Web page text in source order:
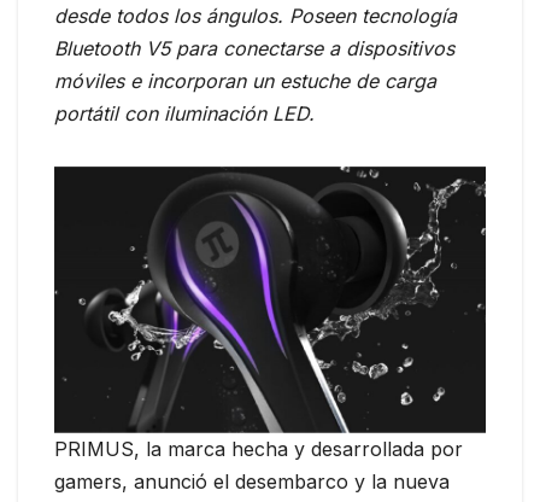
desde todos los ángulos. Poseen tecnología
Bluetooth V5 para conectarse a dispositivos
móviles e incorporan un estuche de carga
portátil con iluminación LED.
PRIMUS, la marca hecha y desarrollada por
gamers, anunció el desembarco y la nueva